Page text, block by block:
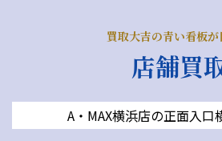
買取大吉の青い看板が
店舗買
A・MAX横浜店の正面入口